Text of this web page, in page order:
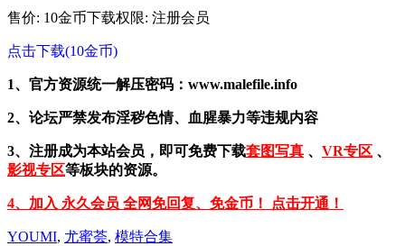
售价: 10金币下载权限: 注册会员
点击下载(10金币)
1、官方资源统一解压密码：www.malefile.info
2、论坛严禁发布淫秽色情、血腥暴力等违规内容
3、注册成为本站会员，即可免费下载套图写真 、 VR专区 、
影视专区等板块的资源。
4、加入 永久会员 全网免回复、免金币！ 点击开通！
YOUMI, 尤蜜荟, 模特合集